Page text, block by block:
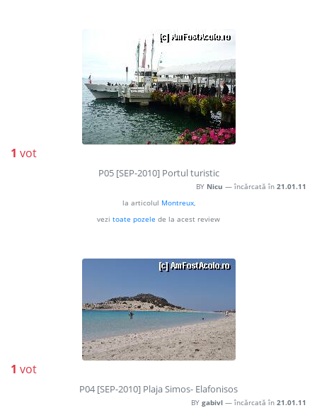
1 vot
P05 [SEP-2010] Portul turistic
BY Nicu — încărcată în 21.01.11
la articolul Montreux,
vezi toate pozele de la acest review
1 vot
P04 [SEP-2010] Plaja Simos- Elafonisos
BY gabivl — încărcată în 21.01.11